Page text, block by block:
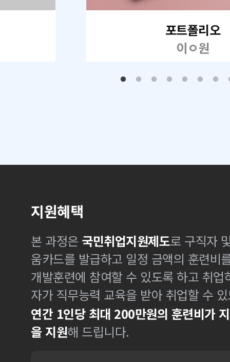
포트폴리오
이ㅇ원
지원혜택
본 과정은 국민취업지원제도로 구직자
움카드를 발급하고 일정 금액의 훈련비
개발훈련에 참여할 수 있도록 하고 취
자가 직무능력 교육을 받아 취업할 수
연간 1인당 최대 200만원의 훈련비가
을 지원해 드립니다.